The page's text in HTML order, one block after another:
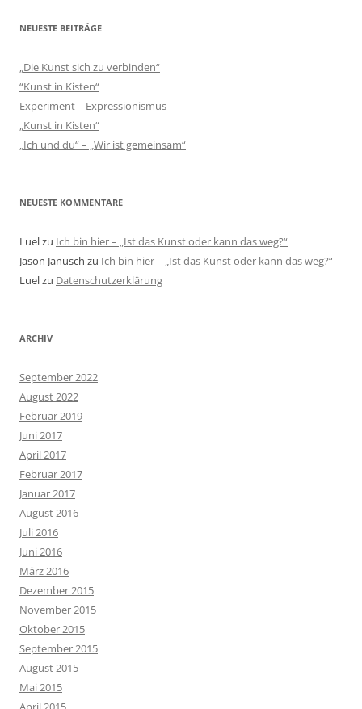
NEUESTE BEITRÄGE
„Die Kunst sich zu verbinden“
“Kunst in Kisten“
Experiment – Expressionismus
„Kunst in Kisten“
„Ich und du“ – „Wir ist gemeinsam“
NEUESTE KOMMENTARE
Luelzu Ich bin hier – „Ist das Kunst oder kann das weg?“
Jason Janusch zu Ich bin hier – „Ist das Kunst oder kann das weg?“
Luelzu Datenschutzerklärung
ARCHIV
September 2022
August 2022
Februar 2019
Juni 2017
April 2017
Februar 2017
Januar 2017
August 2016
Juli 2016
Juni 2016
März 2016
Dezember 2015
November 2015
Oktober 2015
September 2015
August 2015
Mai 2015